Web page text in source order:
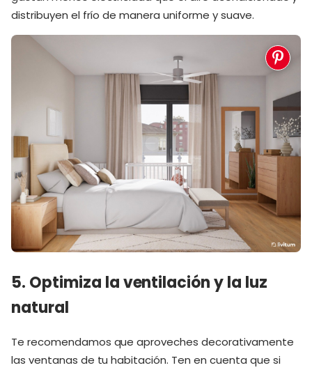
distribuyen el frío de manera uniforme y suave.
5. Optimiza la ventilación y la luz
natural
Te recomendamos que aproveches decorativamente
las ventanas de tu habitación. Ten en cuenta que si